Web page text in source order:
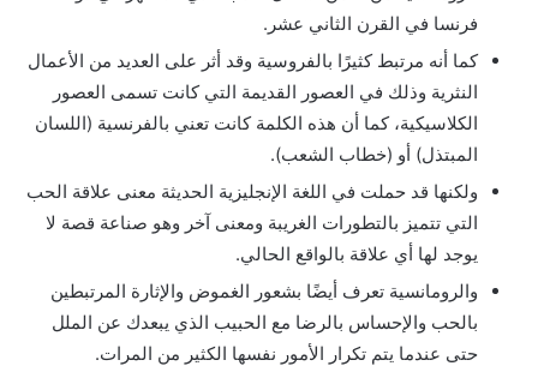
فرنسا في القرن الثاني عشر.
كما أنه مرتبط كثيرًا بالفروسية وقد أثر على العديد من الأعمال
النثرية وذلك في العصور القديمة التي كانت تسمى العصور
الكلاسيكية، كما أن هذه الكلمة كانت تعني بالفرنسية (اللسان
المبتذل) أو (خطاب الشعب).
ولكنها قد حملت في اللغة الإنجليزية الحديثة معنى علاقة الحب
التي تتميز بالتطورات الغريبة ومعنى آخر وهو صناعة قصة لا
يوجد لها أي علاقة بالواقع الحالي.
والرومانسية تعرف أيضًا بشعور الغموض والإثارة المرتبطين
بالحب والإحساس بالرضا مع الحبيب الذي يبعدك عن الملل
حتى عندما يتم تكرار الأمور نفسها الكثير من المرات.